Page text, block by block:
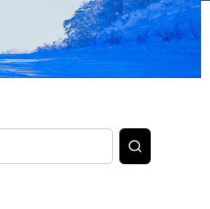
搜
索